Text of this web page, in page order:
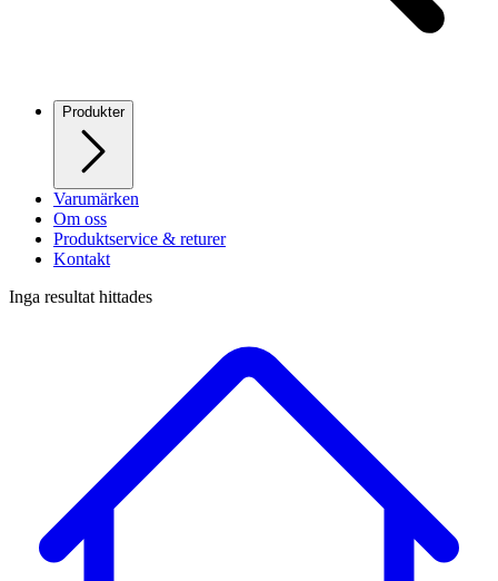
Produkter
Varumärken
Om oss
Produktservice & returer
Kontakt
Inga resultat hittades